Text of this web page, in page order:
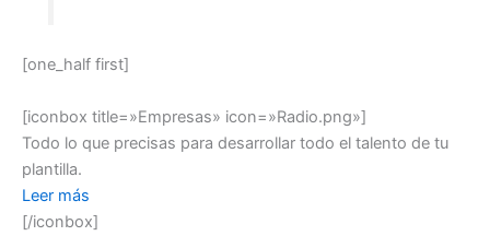
[one_half first]
[iconbox title=»Empresas» icon=»Radio.png»]
Todo lo que precisas para desarrollar todo el talento de tu
plantilla.
Leer más
[/iconbox]